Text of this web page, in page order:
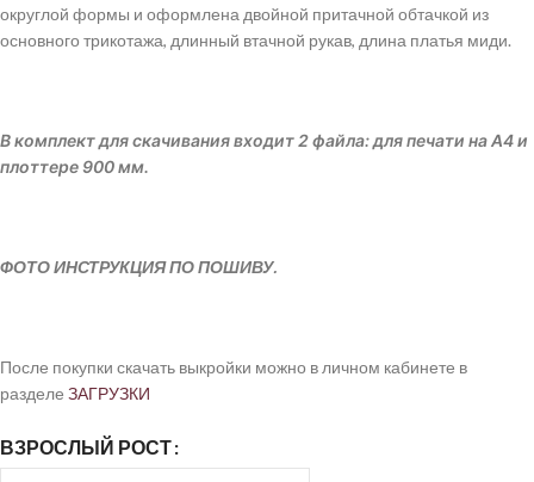
округлой формы и оформлена двойной притачной обтачкой из
основного трикотажа, длинный втачной рукав, длина платья миди.
В комплект для скачивания входит 2 файла: для печати на А4 и
плоттере 900 мм.
ФОТО ИНСТРУКЦИЯ ПО ПОШИВУ.
После покупки скачать выкройки можно в личном кабинете в
разделе ЗАГРУЗКИ
ВЗРОСЛЫЙ РОСТ